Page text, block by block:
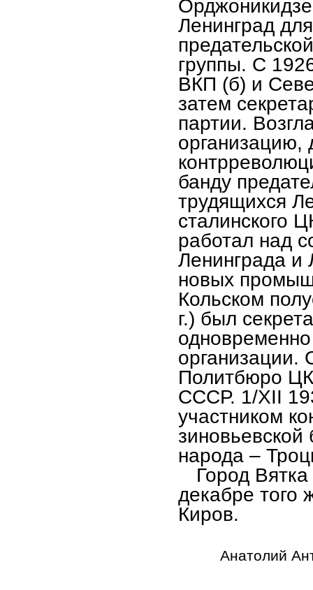
Ленинград
группы. С
ВКП (б) и
затем
партии.
организацию,
банду
трудящихся
сталинского
работал над
Ленинграда и
новых
Кольском
г.) был
организации.
Политбюро
СССР. 1/XΙΙ
участником
народа –
Город
декабре того
Киров.
Анатолий